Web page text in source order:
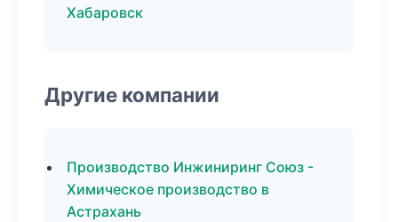
Хабаровск
Другие компании
Производство Инжиниринг Союз -
Химическое производство в
Астрахань